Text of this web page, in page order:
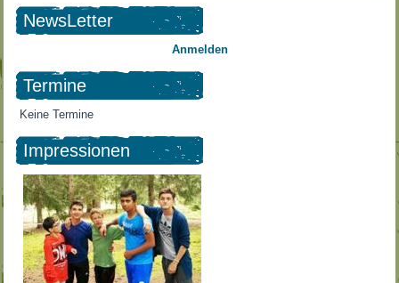
NewsLetter
Anmelden
Termine
Keine Termine
Impressionen